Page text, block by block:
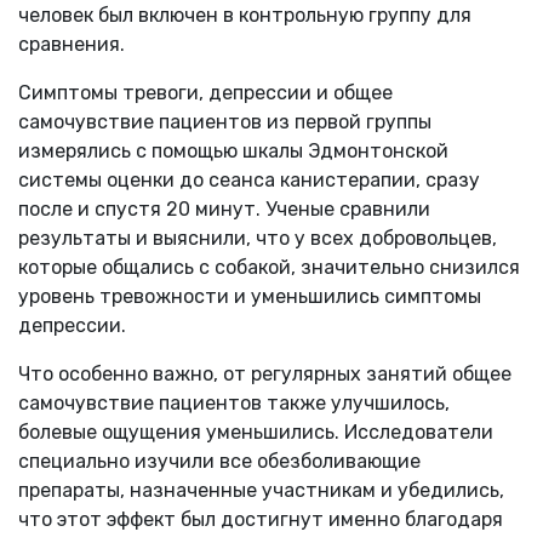
человек был включен в контрольную группу для
сравнения.
Симптомы тревоги, депрессии и общее
самочувствие пациентов из первой группы
измерялись с помощью шкалы Эдмонтонской
системы оценки до сеанса канистерапии, сразу
после и спустя 20 минут. Ученые сравнили
результаты и выяснили, что у всех добровольцев,
которые общались с собакой, значительно снизился
уровень тревожности и уменьшились симптомы
депрессии.
Что особенно важно, от регулярных занятий общее
самочувствие пациентов также улучшилось,
болевые ощущения уменьшились. Исследователи
специально изучили все обезболивающие
препараты, назначенные участникам и убедились,
что этот эффект был достигнут именно благодаря